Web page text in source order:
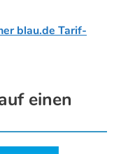
blau.de Tarif-
einen